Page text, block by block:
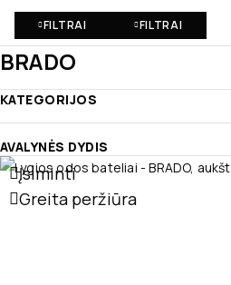
FILTRAI FILTRAI
BRADO
KATEGORIJOS
AVALYNĖS DYDIS
Įsiminti
Greita peržiūra